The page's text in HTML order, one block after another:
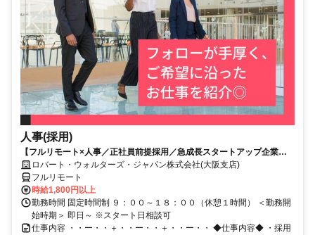
人事(採用)
【フルリモート×人事／正社員前提採用／急成長スタートアップ企業／
英語】Robert Walters
ロバート・ウォルターズ・ジャパン株式会社(大阪支店)
フルリモート
時給1,800円以上
勤務時間 固定時間制 ９：００～１８：００（休憩１時間） ＜勤務開
始時期＞ 即日～ ※スタート日相談可
仕事内容 ・・ー・・＋・・ー・・＋・・ー・・ ◆仕事内容◆ ・採用